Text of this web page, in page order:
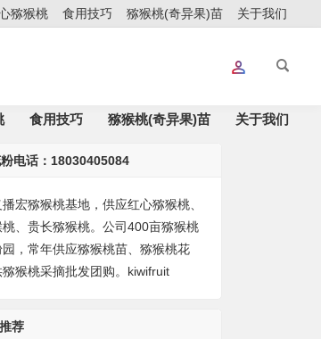
猕猴桃 食用技巧 猕猴桃(奇异果)苗 关于我们
食用技巧 猕猴桃(奇异果)苗 关于我们
电话：18030405084
宏猕猴桃基地，供应红心猕猴桃、
桃、贵长猕猴桃。公司400亩猕猴桃
，常年供应猕猴桃苗、猕猴桃花
猴桃采摘批发团购。kiwifruit
荐